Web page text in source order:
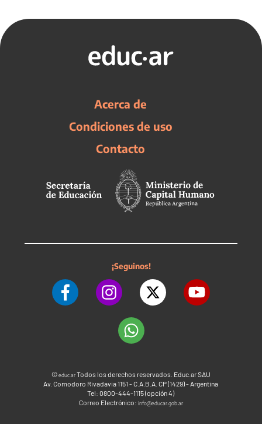
Acerca de
Condiciones de uso
Contacto
¡Seguinos!
©educ.arTodos los derechos reservados. Educ.ar SAU
Av. Comodoro Rivadavia 1151 - C.A.B.A. CP (1429) - Argentina
Tel: 0800-444-1115 (opción 4)
Correo Electrónico: info@educar.gob.ar